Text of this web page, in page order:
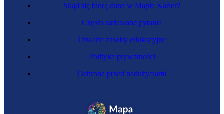
Skąd się biorą dane w Mapie Karier?
Często zadawane pytania
Otwarte zasoby edukacyjne
Polityka prywatności
Ochrona przed nadużyciami